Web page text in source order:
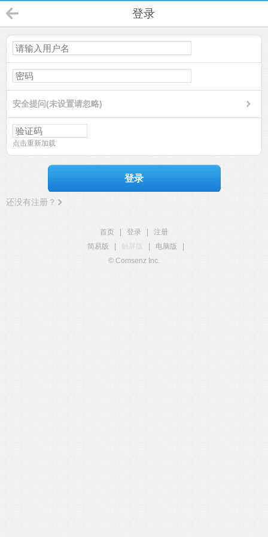
登录
安全提问(未设置请忽略)
点击重新加载
登录
还没有注册？
首页 登录
注册
简易版
触屏版 电脑版
© Comsenz Inc.